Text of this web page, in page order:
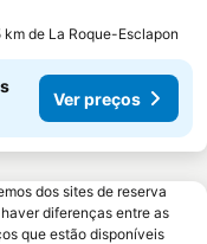
km de La Roque-Esclapon
Ver preços
dos sites de reserva
diferenças entre as
que estão disponíveis